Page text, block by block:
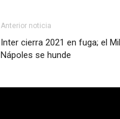
Anterior noticia
Inter cierra 2021 en fuga; el
Nápoles se hunde